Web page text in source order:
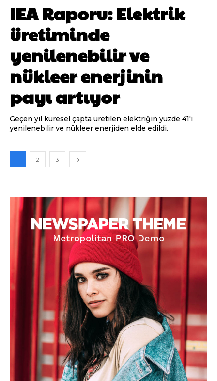
IEA Raporu: Elektrik
üretiminde
yenilenebilir ve
nükleer enerjinin
payı artıyor
Geçen yıl küresel çapta üretilen elektriğin yüzde 41'i
yenilenebilir ve nükleer enerjiden elde edildi.
1 2 3